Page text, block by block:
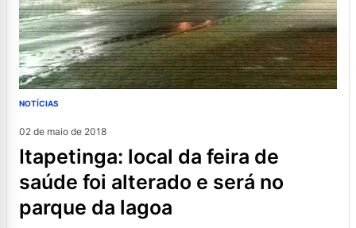
NOTÍCIAS
02 de maio de 2018
itapetinga: local da feira de
saúde foi alterado e será no
parque da lagoa